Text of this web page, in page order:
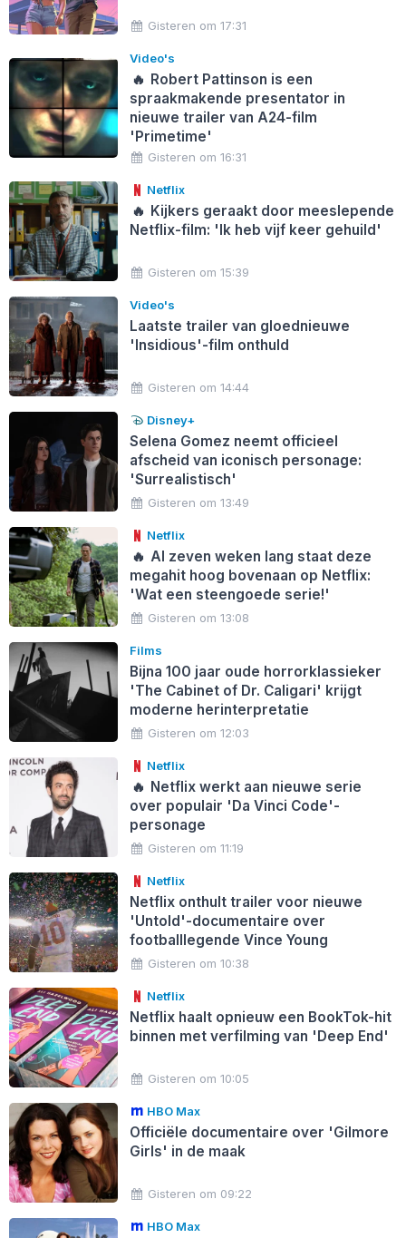
Gisteren om 17:31
Video's
🔥 Robert Pattinson is een
spraakmakende presentator in
nieuwe trailer van A24-film
'Primetime'
Gisteren om 16:31
Netflix
🔥 Kijkers geraakt door meeslepende
Netflix-film: 'Ik heb vijf keer gehuild'
Gisteren om 15:39
Video's
Laatste trailer van gloednieuwe
'Insidious'-film onthuld
Gisteren om 14:44
Disney+
Selena Gomez neemt officieel
afscheid van iconisch personage:
'Surrealistisch'
Gisteren om 13:49
Netflix
🔥 Al zeven weken lang staat deze
megahit hoog bovenaan op Netflix:
'Wat een steengoede serie!'
Gisteren om 13:08
Films
Bijna 100 jaar oude horrorklassieker
'The Cabinet of Dr. Caligari' krijgt
moderne herinterpretatie
Gisteren om 12:03
Netflix
🔥 Netflix werkt aan nieuwe serie
over populair 'Da Vinci Code'-
personage
Gisteren om 11:19
Netflix
Netflix onthult trailer voor nieuwe
'Untold'-documentaire over
footballlegende Vince Young
Gisteren om 10:38
Netflix
Netflix haalt opnieuw een BookTok-hit
binnen met verfilming van 'Deep End'
Gisteren om 10:05
HBO Max
Officiële documentaire over 'Gilmore
Girls' in de maak
Gisteren om 09:22
HBO Max